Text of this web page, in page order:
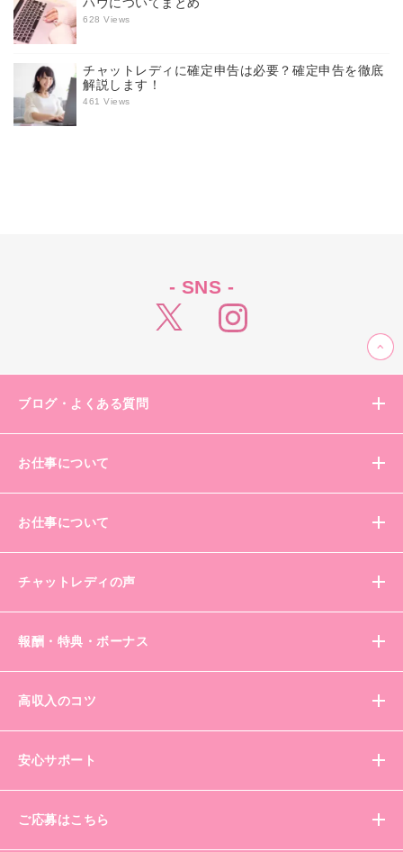
628 Views
チャットレディに確定申告は必要？確定申告を徹底
解説します！
461 Views
- SNS -
ブログ・よくある質問
お仕事について
お仕事について
チャットレディの声
報酬・特典・ボーナス
高収入のコツ
安心サポート
ご応募はこちら